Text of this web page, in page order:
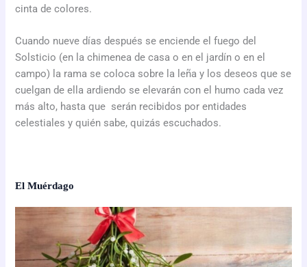
cinta de colores.
Cuando nueve días después se enciende el fuego del
Solsticio (en la chimenea de casa o en el jardín o en el
campo) la rama se coloca sobre la leña y los deseos que se
cuelgan de ella ardiendo se elevarán con el humo cada vez
más alto, hasta que serán recibidos por entidades
celestiales y quién sabe, quizás escuchados.
El Muérdago